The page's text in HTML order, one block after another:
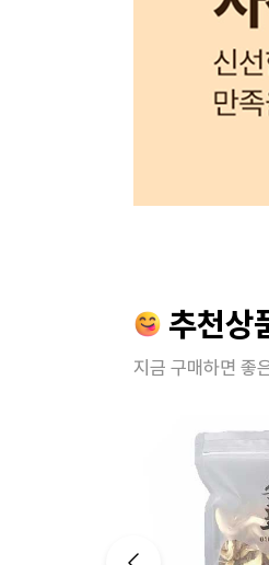
추천상
지금 구매하면 좋